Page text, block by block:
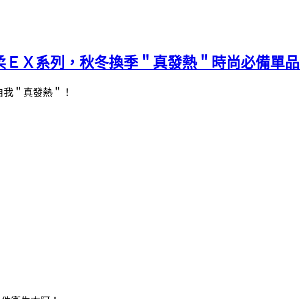
ＥＸ系列，秋冬換季＂真發熱＂時尚必備單
＂真發熱＂！